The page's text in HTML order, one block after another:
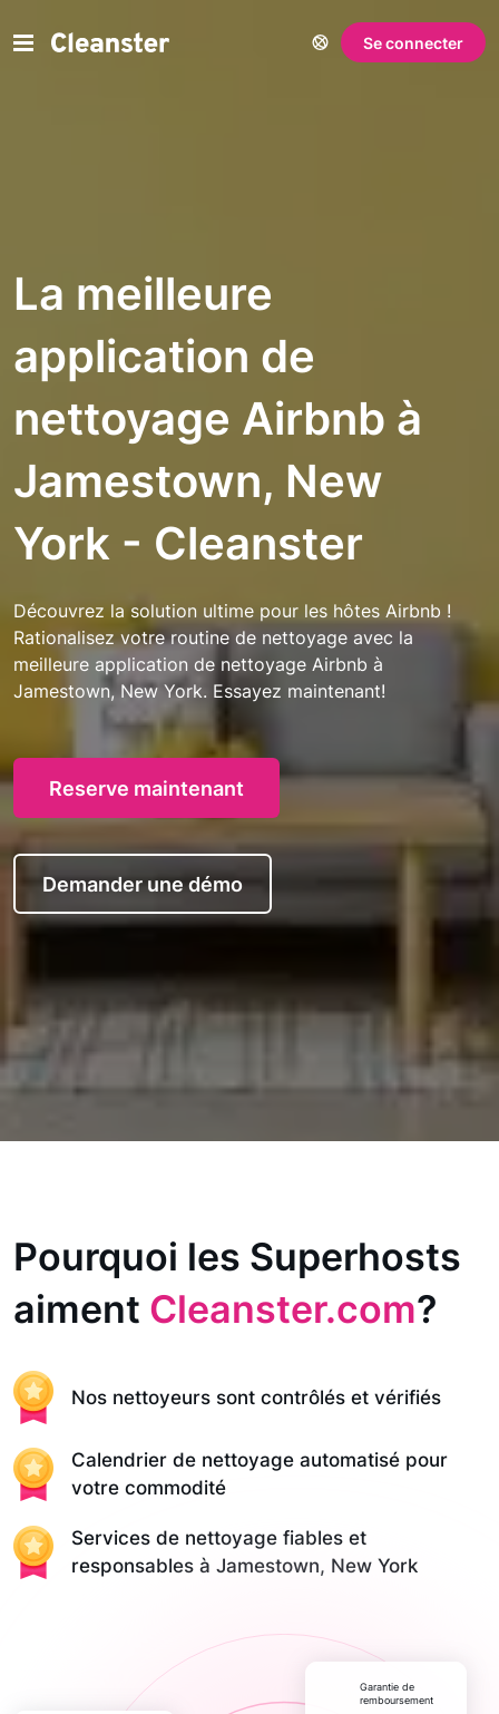
Se connecter
La meilleure
application de
nettoyage Airbnb à
Jamestown, New
York - Cleanster
Découvrez la solution ultime pour les hôtes Airbnb !
Rationalisez votre routine de nettoyage avec la
meilleure application de nettoyage Airbnb à
Jamestown, New York. Essayez maintenant!
Reserve maintenant
Demander une démo
Pourquoi les Superhosts
aiment Cleanster.com?
Nos nettoyeurs sont contrôlés et vérifiés
Calendrier de nettoyage automatisé pour
votre commodité
Services de nettoyage fiables et
responsables à Jamestown, New York
Garantie de
remboursement